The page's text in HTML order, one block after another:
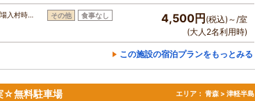
場入村時… その他 食事なし 4,500円 (税込)～/室
(大人2名利用時)
この施設の宿泊プランをもっとみる
☆無料駐車場 エリア： 青森 > 津軽半島